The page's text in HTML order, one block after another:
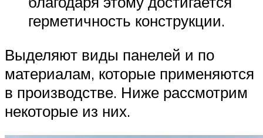
герметичность конструкции.
Выделяют виды панелей и по
материалам, которые применяются
в производстве. Ниже рассмотрим
некоторые из них.